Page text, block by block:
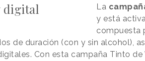
digital
La
y está
compuesta
de duración (con y sin alcohol),
Con esta campaña Tinto de